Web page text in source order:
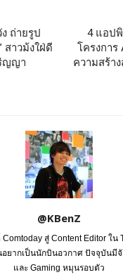
ถ่ายรูป
สาวม้งใฝ่ดี
ญญา
4 แอป
โครงการ
ความสร้า
@KBenZ
สู่ Content Editor ใน
อยากเป็นนักบินอวกาศ ปัจจุบันมีจั
และ Gaming หมุนรอบตัว